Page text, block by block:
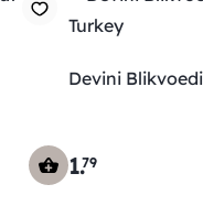
Devini
1.79